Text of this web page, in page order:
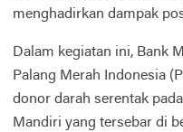
menghadirkan dampak
Dalam kegiatan ini, Bank
Palang Merah Indonesia
donor darah serentak
Mandiri yang tersebar di